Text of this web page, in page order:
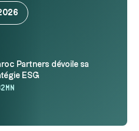
Partners dévoile sa
ESG